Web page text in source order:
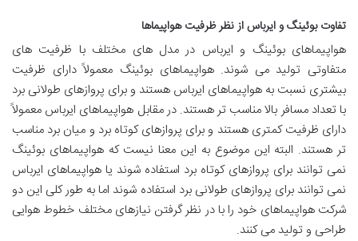
تفاوت بوئینگ و ایرباس از نظر ظرفیت هواپیماها
هواپیماهای بوئینگ و ایرباس در مدل های مختلف با ظرفیت های
متفاوتی تولید می شوند. هواپیماهای بوئینگ معمولاً دارای ظرفیت
بیشتری نسبت به هواپیماهای ایرباس هستند و برای پروازهای طولانی برد
با تعداد مسافر بالا مناسب تر هستند. در مقابل هواپیماهای ایرباس معمولاً
دارای ظرفیت کمتری هستند و برای پروازهای کوتاه برد و میان برد مناسب
تر هستند. البته این موضوع به این معنا نیست که هواپیماهای بوئینگ
نمی توانند برای پروازهای کوتاه برد استفاده شوند یا هواپیماهای ایرباس
نمی توانند برای پروازهای طولانی برد استفاده شوند اما به طور کلی این دو
شرکت هواپیماهای خود را با در نظر گرفتن نیازهای مختلف خطوط هوایی
طراحی و تولید می کنند.